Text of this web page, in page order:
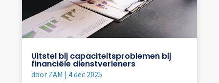
Uitstel bij capaciteitsproblemen bij
financiële dienstverleners
door ZAM | 4 dec 2025